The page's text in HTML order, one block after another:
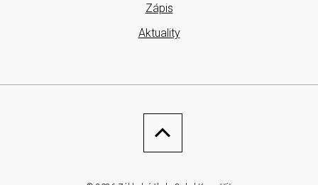
Zápis
Aktuality